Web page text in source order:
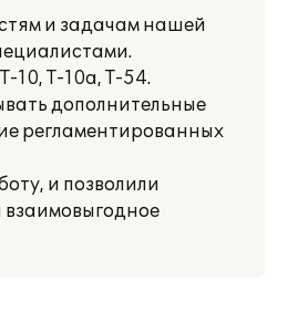
и задачам нашей
10, Т-10а, Т-54.
дополнительные
регламентированных
и позволили